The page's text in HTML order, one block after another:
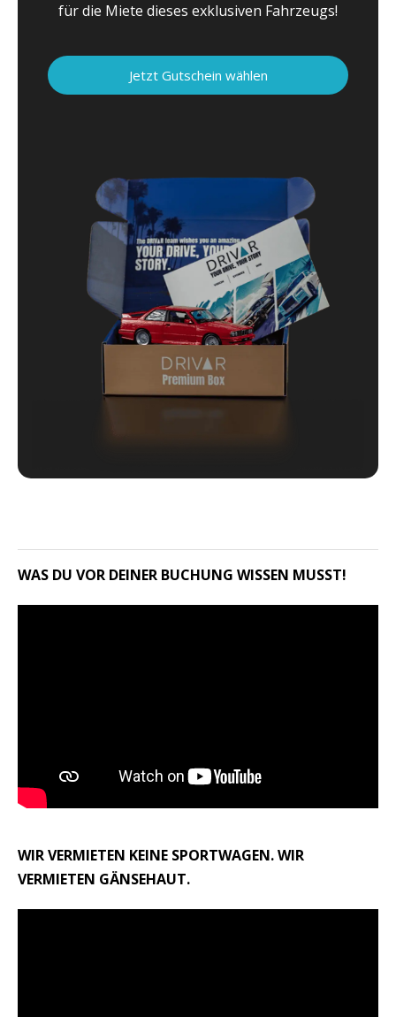
für die Miete dieses exklusiven Fahrzeugs!
Jetzt Gutschein wählen
WAS DU VOR DEINER BUCHUNG WISSEN MUSST!
WIR VERMIETEN KEINE SPORTWAGEN. WIR
VERMIETEN GÄNSEHAUT.